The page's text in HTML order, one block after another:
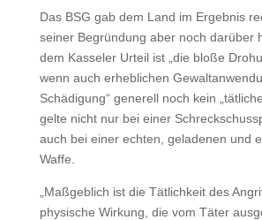
Das BSG gab dem Land im Ergebnis
seiner Begründung aber noch darüber
dem Kasseler Urteil ist „die bloße
wenn auch erheblichen
Schädigung“ generell noch kein
gelte nicht nur bei einer
auch bei einer echten, geladenen und
Waffe.
„Maßgeblich ist die Tätlichkeit des
physische Wirkung, die vom Täter